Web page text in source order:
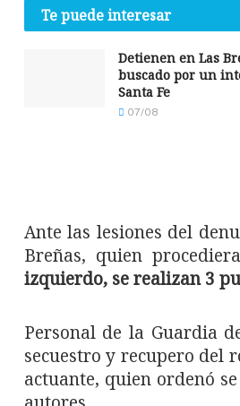
Te puede interesar
Detienen en Las
buscado por un
Santa Fe
07/08
Ante las lesiones del
Breñas, quien
izquierdo, se realizan 3
Personal de la Guardia
secuestro y recupero del
actuante, quien ordenó